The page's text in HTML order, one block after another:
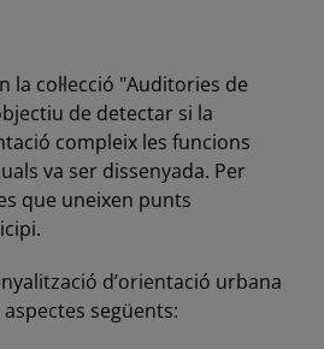
la col·lecció "Auditories de
de detectar si la
compleix les funcions
va ser dissenyada. Per
que uneixen punts
d’orientació urbana
següents: